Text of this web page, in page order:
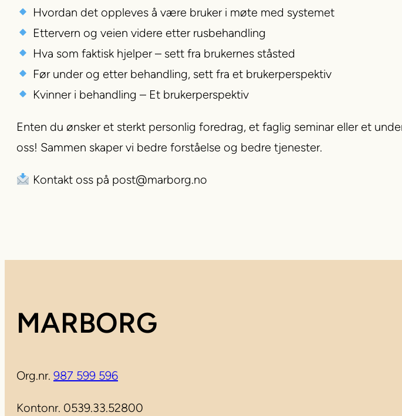
Hvordan det oppleves å være bruker i møte med systemet
Ettervern og veien videre etter rusbehandling
Hva som faktisk hjelper – sett fra brukernes ståsted
Før under og etter behandling, sett fra et brukerperspektiv
Kvinner i behandling – Et brukerperspektiv
Enten du ønsker et sterkt personlig foredrag, et faglig seminar eller et
oss! Sammen skaper vi bedre forståelse og bedre tjenester.
Kontakt oss på post@marborg.no
MARBORG
Org.nr. 987 599 596
Kontonr. 0539.33.52800